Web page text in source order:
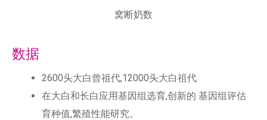
窝断奶数
数据
2600头大白曾祖代,12000头大白祖代
在大白和长白应用基因组选育,创新的 基因组评估
育种值,繁殖性能研究。